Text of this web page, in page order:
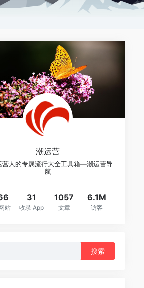
潮运营
营人的专属流行大全工具箱—潮运营导
航
站
31
收录 App
1057
文章
6.1M
访客